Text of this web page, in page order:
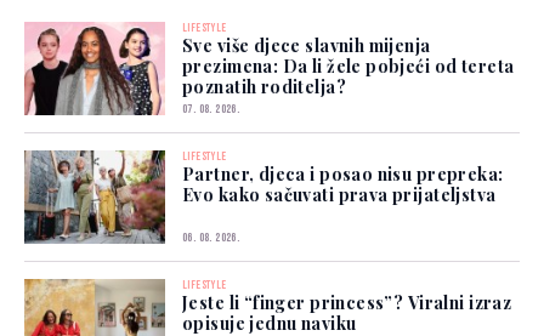
LIFESTYLE
Sve više djece slavnih mijenja
prezimena: Da li žele pobjeći od tereta
poznatih roditelja?
07. 08. 2026.
LIFESTYLE
Partner, djeca i posao nisu prepreka:
Evo kako sačuvati prava prijateljstva
06. 08. 2026.
LIFESTYLE
Jeste li “finger princess”? Viralni izraz
opisuje jednu naviku